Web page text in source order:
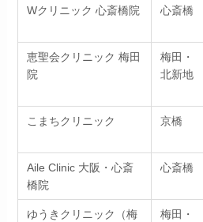
Wクリニック 心斎橋院 心斎橋
恵聖会クリニック 梅田
院
梅田・
北新地
こまちクリニック 京橋
Aile Clinic 大阪・心斎
橋院
心斎橋
ゆうきクリニック（梅
梅田・